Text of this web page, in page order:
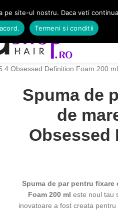
Obsessed Definition Foam 200 ml
Spuma de
de
Obsessed
Spuma de par pentru
Foam 200 ml este noul tau
inovatoare a fost creata
site-ul nostru. Daca veti
Termeni si conditii